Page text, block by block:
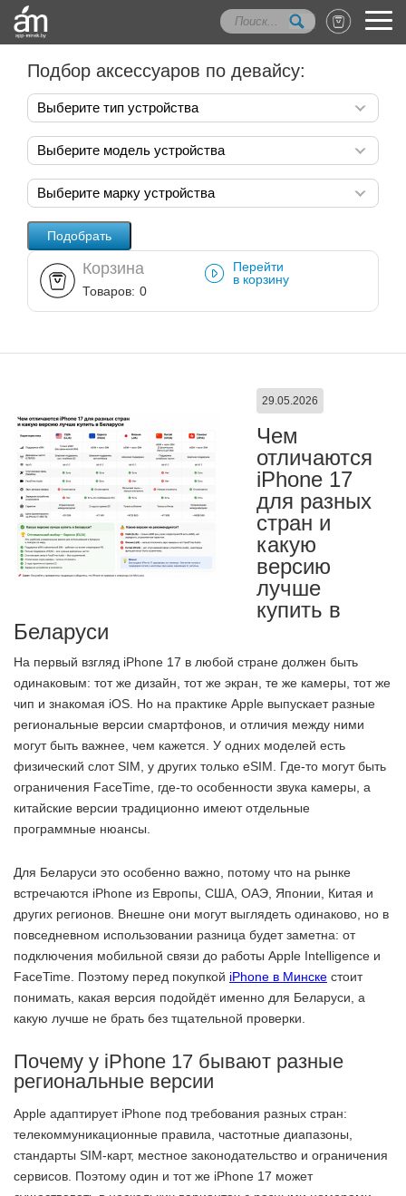
Подбор аксессуаров по девайсу:
Выберите тип устройства
Выберите модель устройства
Выберите марку устройства
Корзина
Товаров: 0
Перейти
в корзину
29.05.2026
Чем
отличаются
iPhone 17
для разных
стран и
какую
версию
лучше
купить в
Беларуси
На первый взгляд iPhone 17 в любой стране должен быть
одинаковым: тот же дизайн, тот же экран, те же камеры, тот же
чип и знакомая iOS. Но на практике Apple выпускает разные
региональные версии смартфонов, и отличия между ними
могут быть важнее, чем кажется. У одних моделей есть
физический слот SIM, у других только eSIM. Где-то могут быть
ограничения FaceTime, где-то особенности звука камеры, а
китайские версии традиционно имеют отдельные
программные нюансы.
Для Беларуси это особенно важно, потому что на рынке
встречаются iPhone из Европы, США, ОАЭ, Японии, Китая и
других регионов. Внешне они могут выглядеть одинаково, но в
повседневном использовании разница будет заметна: от
подключения мобильной связи до работы Apple Intelligence и
FaceTime. Поэтому перед покупкой iPhone в Минске стоит
понимать, какая версия подойдёт именно для Беларуси, а
какую лучше не брать без тщательной проверки.
Почему у iPhone 17 бывают разные
региональные версии
Apple адаптирует iPhone под требования разных стран:
телекоммуникационные правила, частотные диапазоны,
стандарты SIM-карт, местное законодательство и ограничения
сервисов. Поэтому один и тот же iPhone 17 может